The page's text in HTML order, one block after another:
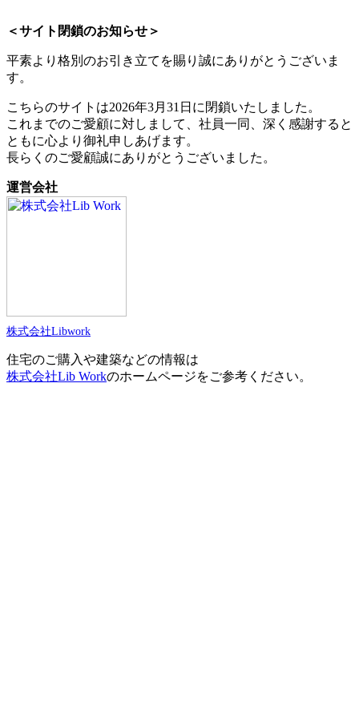
＜サイト閉鎖のお知らせ＞
平素より格別のお引き立てを賜り誠にありがとうございま
す。
こちらのサイトは2026年3月31日に閉鎖いたしました。
これまでのご愛顧に対しまして、社員一同、深く感謝すると
ともに心より御礼申しあげます。
長らくのご愛顧誠にありがとうございました。
運営会社
株式会社Libwork
住宅のご購入や建築などの情報は
株式会社Lib Workのホームページをご参考ください。